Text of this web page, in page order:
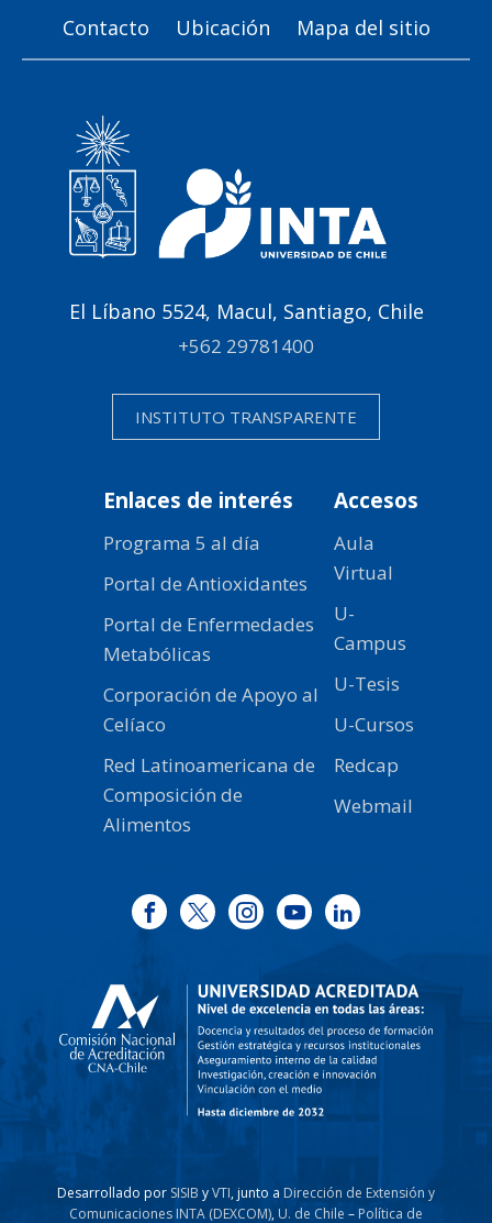
Contacto Ubicación Mapa del sitio
El Líbano 5524, Macul, Santiago, Chile
+562 29781400
INSTITUTO TRANSPARENTE
Enlaces de interés
Programa 5 al día
Portal de Antioxidantes
Portal de Enfermedades
Metabólicas
Corporación de Apoyo al
Celíaco
Red Latinoamericana de
Composición de
Alimentos
Accesos
Aula
Virtual
U-
Campus
U-Tesis
U-Cursos
Redcap
Webmail
Desarrollado por SISIB yVTI, junto a Dirección de Extensión y
Comunicaciones INTA (DEXCOM), U. de Chile – Política de